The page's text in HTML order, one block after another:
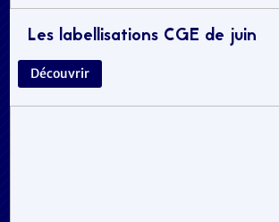
Les labellisations CGE de juin
Découvrir